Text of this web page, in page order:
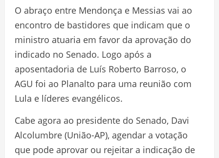
O abraço entre Mendonça e Messias vai ao
encontro de bastidores que indicam que o
ministro atuaria em favor da aprovação do
indicado no Senado. Logo após a
aposentadoria de Luís Roberto Barroso, o
AGU foi ao Planalto para uma reunião com
Lula e líderes evangélicos.
Cabe agora ao presidente do Senado, Davi
Alcolumbre (União-AP), agendar a votação
que pode aprovar ou rejeitar a indicação de